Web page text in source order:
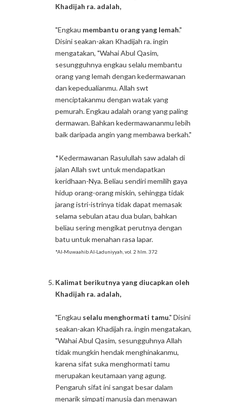
Khadijah ra. adalah,
"Engkau membantu orang yang lemah."
Disini seakan-akan Khadijah ra. ingin
mengatakan, "Wahai Abul Qasim,
sesungguhnya engkau selalu membantu
orang yang lemah dengan kedermawanan
dan kepedualianmu. Allah swt
menciptakanmu dengan watak yang
pemurah. Engkau adalah orang yang paling
dermawan. Bahkan kedermawananmu lebih
baik daripada angin yang membawa berkah."
*Kedermawanan Rasulullah saw adalah di
jalan Allah swt untuk mendapatkan
keridhaan-Nya. Beliau sendiri memilih gaya
hidup orang-orang miskin, sehingga tidak
jarang istri-istrinya tidak dapat memasak
selama sebulan atau dua bulan, bahkan
beliau sering mengikat perutnya dengan
batu untuk menahan rasa lapar.
*Al-Muwaahib Al-Laduniyyah, vol. 2 hlm. 372
Kalimat berikutnya yang diucapkan oleh
Khadijah ra. adalah,
"Engkau selalu menghormati tamu." Disini
seakan-akan Khadijah ra. ingin mengatakan,
"Wahai Abul Qasim, sesungguhnya Allah
tidak mungkin hendak menghinakanmu,
karena sifat suka menghormati tamu
merupakan keutamaan yang agung.
Pengaruh sifat ini sangat besar dalam
menarik simpati manusia dan menawan